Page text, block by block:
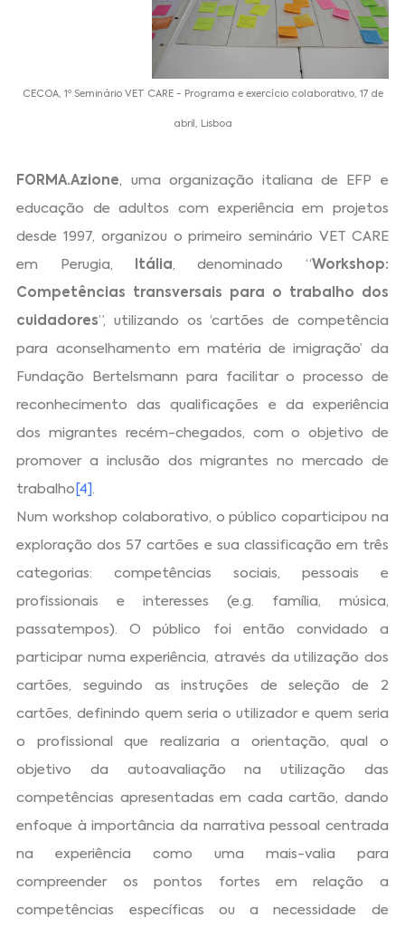
CECOA, 1º Seminário VET CARE - Programa e exercício colaborativo, 17 de
abril, Lisboa
FORMA.Azione, uma organização italiana de EFP e
educação de adultos com experiência em projetos
desde 1997, organizou o primeiro seminário VET CARE
em Perugia, Itália, denominado “Workshop:
Competências transversais para o trabalho dos
cuidadores”, utilizando os ‘cartões de competência
para aconselhamento em matéria de imigração’ da
Fundação Bertelsmann para facilitar o processo de
reconhecimento das qualificações e da experiência
dos migrantes recém-chegados, com o objetivo de
promover a inclusão dos migrantes no mercado de
trabalho [4].
Num workshop colaborativo, o público coparticipou na
exploração dos 57 cartões e sua classificação em três
categorias: competências sociais, pessoais e
profissionais e interesses (e.g. família, música,
passatempos). O público foi então convidado a
participar numa experiência, através da utilização dos
cartões, seguindo as instruções de seleção de 2
cartões, definindo quem seria o utilizador e quem seria
o profissional que realizaria a orientação, qual o
objetivo da autoavaliação na utilização das
competências apresentadas em cada cartão, dando
enfoque à importância da narrativa pessoal centrada
na experiência como uma mais-valia para
compreender os pontos fortes em relação a
competências específicas ou a necessidade de